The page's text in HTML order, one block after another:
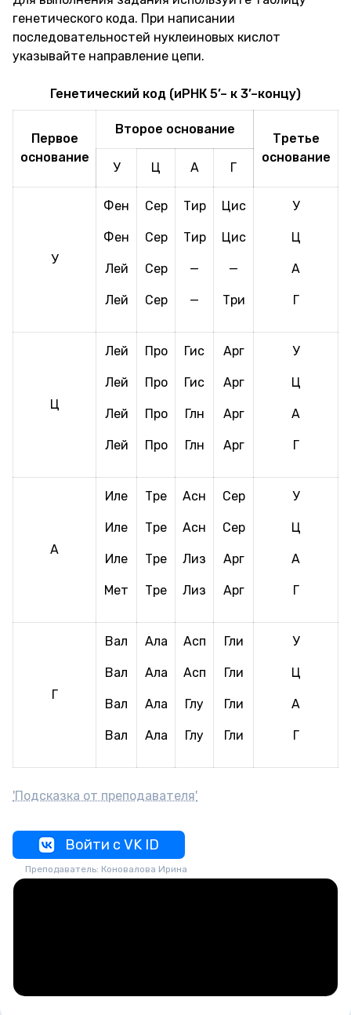
генетического кода. При написании
последовательностей нуклеиновых кислот
указывайте направление цепи.
Генетический код (иРНК 5’– к 3’–концу)
Первое
основание
Второе основание
Третье
основание
У Ц А Г
У
Фен
Фен
Лей
Лей
Сер
Сер
Сер
Сер
Тир
Тир
—
—
Цис
Цис
—
Три
У
Ц
А
Г
Ц
Лей
Лей
Лей
Лей
Про
Про
Про
Про
Гис
Гис
Глн
Глн
Арг
Арг
Арг
Арг
У
Ц
А
Г
А
Иле
Иле
Иле
Мет
Тре
Тре
Тре
Тре
Асн
Асн
Лиз
Лиз
Сер
Сер
Арг
Арг
У
Ц
А
Г
Г
Вал
Вал
Вал
Вал
Ала
Ала
Ала
Ала
Асп
Асп
Глу
Глу
Гли
Гли
Гли
Гли
У
Ц
А
Г
'Подсказка от преподавателя'
Войти с VK ID
Преподаватель: Коновалова Ирина